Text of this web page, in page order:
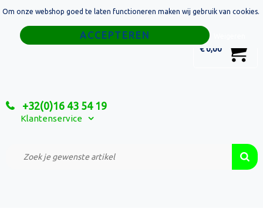
€ 0,00
+32(0)16 43 54 19
Klantenservice
Home
Relatiegeschenken
Custom Made Projecten
Om onze webshop goed te laten functioneren maken wij gebruik van cookies.